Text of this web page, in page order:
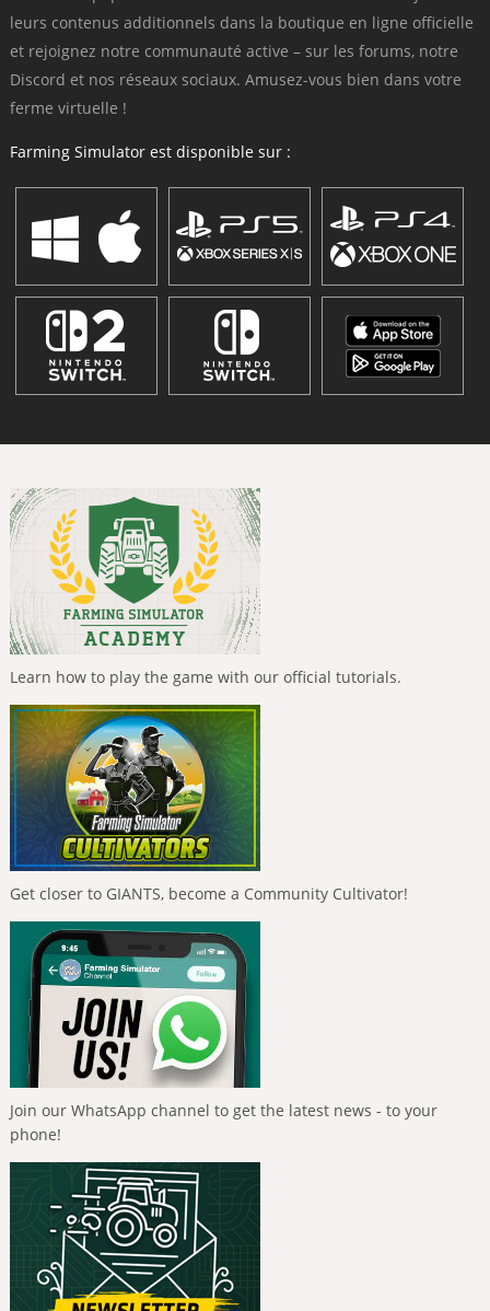
leurs contenus additionnels dans la boutique en ligne officielle
et rejoignez notre communauté active – sur les forums, notre
Discord et nos réseaux sociaux. Amusez-vous bien dans votre
ferme virtuelle !
Farming Simulator est disponible sur :
Learn how to play the game with our official tutorials.
Get closer to GIANTS, become a Community Cultivator!
Join our WhatsApp channel to get the latest news - to your
phone!